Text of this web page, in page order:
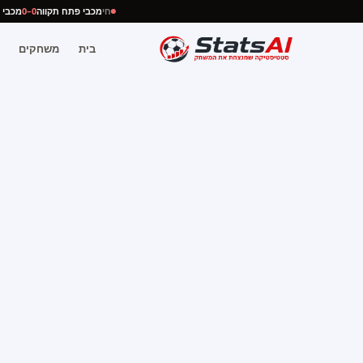
חימכבי פתח תקווה0–0
בית משחקים